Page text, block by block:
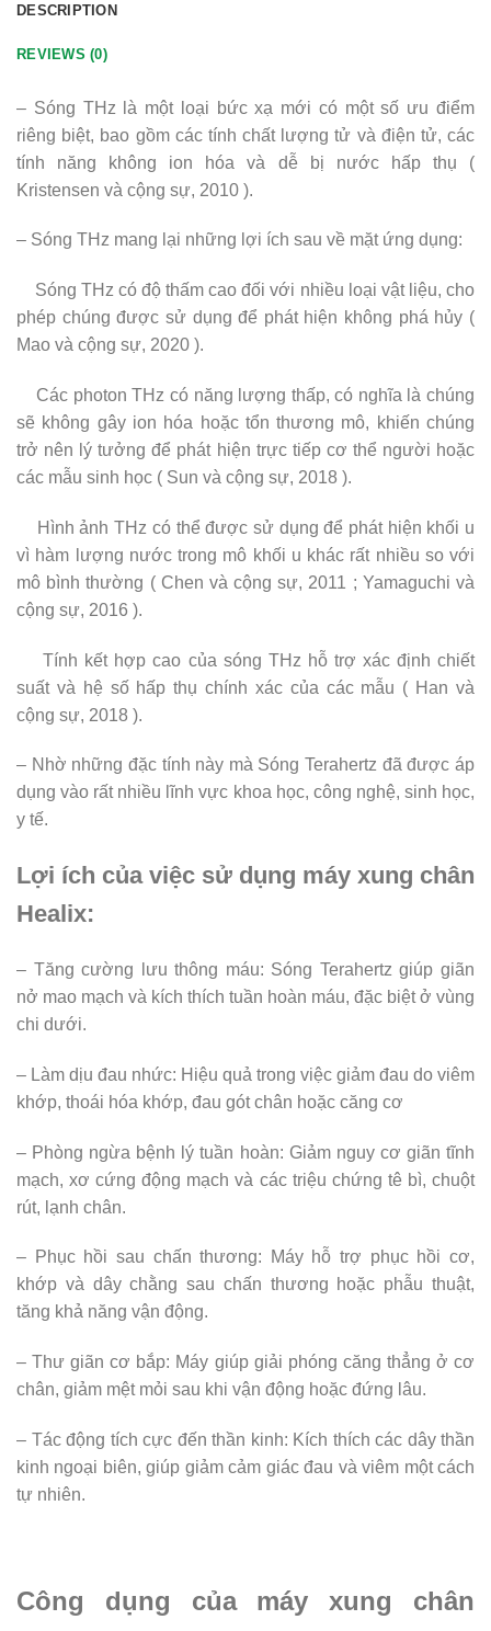
DESCRIPTION
REVIEWS (0)
– Sóng THz là một loại bức xạ mới có một số ưu điểm
riêng biệt, bao gồm các tính chất lượng tử và điện tử, các
tính năng không ion hóa và dễ bị nước hấp thụ (
Kristensen và cộng sự, 2010 ).
– Sóng THz mang lại những lợi ích sau về mặt ứng dụng:
Sóng THz có độ thấm cao đối với nhiều loại vật liệu, cho
phép chúng được sử dụng để phát hiện không phá hủy (
Mao và cộng sự, 2020 ).
Các photon THz có năng lượng thấp, có nghĩa là chúng
sẽ không gây ion hóa hoặc tổn thương mô, khiến chúng
trở nên lý tưởng để phát hiện trực tiếp cơ thể người hoặc
các mẫu sinh học ( Sun và cộng sự, 2018 ).
Hình ảnh THz có thể được sử dụng để phát hiện khối u
vì hàm lượng nước trong mô khối u khác rất nhiều so với
mô bình thường ( Chen và cộng sự, 2011 ; Yamaguchi và
cộng sự, 2016 ).
Tính kết hợp cao của sóng THz hỗ trợ xác định chiết
suất và hệ số hấp thụ chính xác của các mẫu ( Han và
cộng sự, 2018 ).
– Nhờ những đặc tính này mà Sóng Terahertz đã được áp
dụng vào rất nhiều lĩnh vực khoa học, công nghệ, sinh học,
y tế.
Lợi ích của việc sử dụng máy xung chân
Healix:
– Tăng cường lưu thông máu: Sóng Terahertz giúp giãn
nở mao mạch và kích thích tuần hoàn máu, đặc biệt ở vùng
chi dưới.
– Làm dịu đau nhức: Hiệu quả trong việc giảm đau do viêm
khớp, thoái hóa khớp, đau gót chân hoặc căng cơ
– Phòng ngừa bệnh lý tuần hoàn: Giảm nguy cơ giãn tĩnh
mạch, xơ cứng động mạch và các triệu chứng tê bì, chuột
rút, lạnh chân.
– Phục hồi sau chấn thương: Máy hỗ trợ phục hồi cơ,
khớp và dây chằng sau chấn thương hoặc phẫu thuật,
tăng khả năng vận động.
– Thư giãn cơ bắp: Máy giúp giải phóng căng thẳng ở cơ
chân, giảm mệt mỏi sau khi vận động hoặc đứng lâu.
– Tác động tích cực đến thần kinh: Kích thích các dây thần
kinh ngoại biên, giúp giảm cảm giác đau và viêm một cách
tự nhiên.
Công dụng của máy xung chân